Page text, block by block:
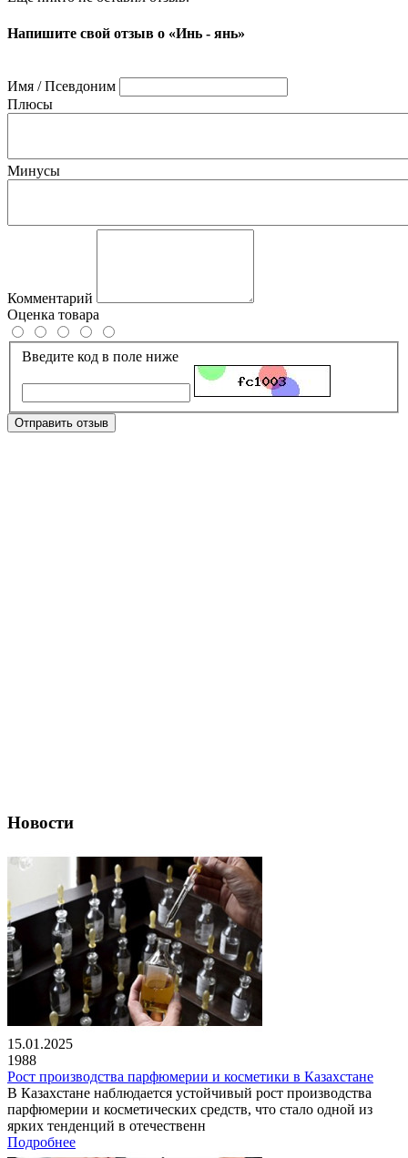
Напишите свой отзыв о «Инь - янь»
Имя / Псевдоним
Плюсы
Минусы
Комментарий
Оценка товара
Введите код в поле ниже
Отправить отзыв
Новости
15.01.2025
1988
Рост производства парфюмерии и косметики в Казахстане
В Казахстане наблюдается устойчивый рост производства
парфюмерии и косметических средств, что стало одной из
ярких тенденций в отечественн
Подробнее